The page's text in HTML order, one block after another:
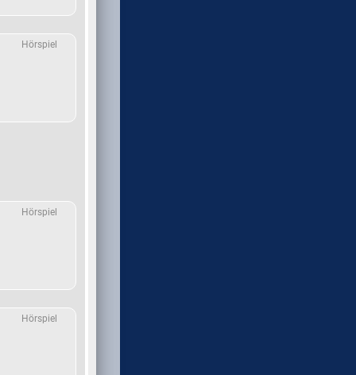
Hörspiel
Hörspiel
Hörspiel